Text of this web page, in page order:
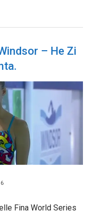
– He Zi
Fina World Series